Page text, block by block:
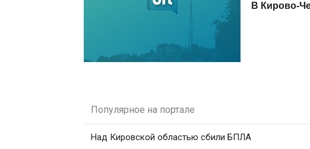
В Кирово-
Популярное на портале
Над Кировской областью сбили БПЛА